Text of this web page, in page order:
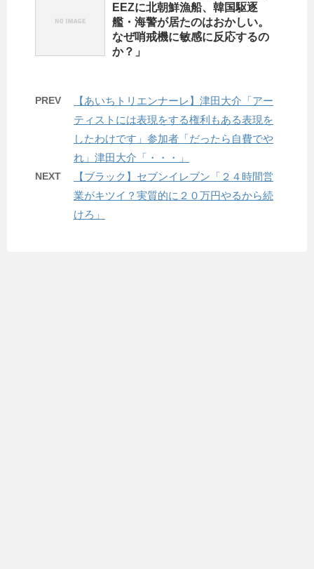
EEZに北朝鮮漁船、韓国駆逐
艦・海警が居たのはおかしい。
なぜ哨戒機に敏感に反応するの
か？」
PREV
【あいちトリエンナーレ】津田大介「アー
ティストには表現をする権利もある表現を
したわけです」参加者「だったら自費でや
れ」津田大介「・・・」
NEXT
【ブラック】セブンイレブン「２４時間営
業がキツイ？実質的に２０万円やるから続
けろ」